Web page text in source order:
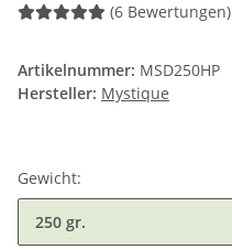
(6 Bewertungen)
Artikelnummer: MSD250HP
Hersteller: Mystique
Gewicht:
250 gr.